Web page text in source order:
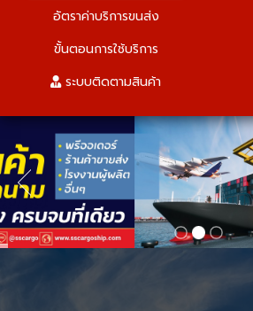
อัตราค่าบริการขนส่ง
ขั้นตอนการใช้บริการ
ระบบติดตามสินค้า